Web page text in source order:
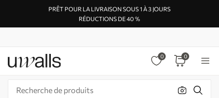
PRÊT POUR LA LIVRAISON SOUS 1 À 3 JOURS
RÉDUCTIONS DE 40 %
0 0